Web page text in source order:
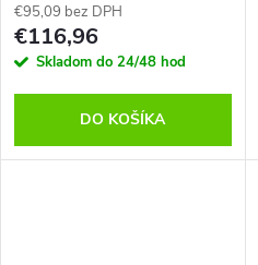
€95,09 bez DPH
€116,96
Skladom do 24/48 hod
DO KOŠÍKA